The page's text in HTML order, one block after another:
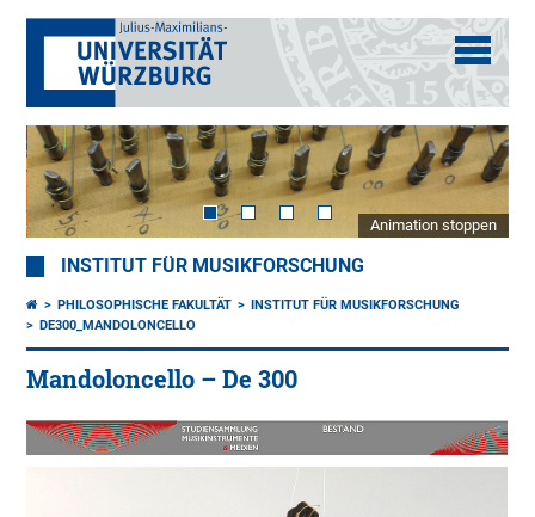
Animation stoppen
INSTITUT FÜR MUSIKFORSCHUNG
PHILOSOPHISCHE FAKULTÄT
INSTITUT FÜR MUSIKFORSCHUNG
DE300_MANDOLONCELLO
Mandoloncello – De 300